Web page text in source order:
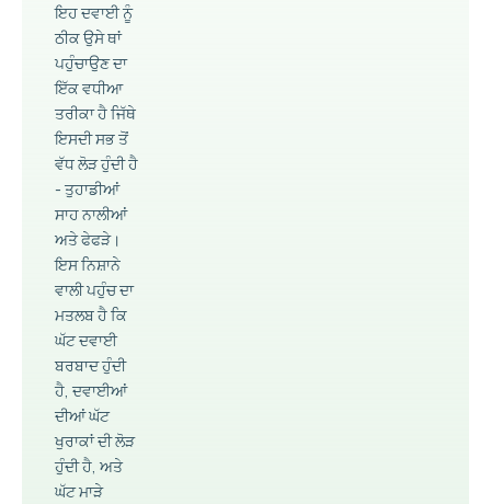
ਇਹ ਦਵਾਈ ਨੂੰ
ਠੀਕ ਉਸੇ ਥਾਂ
ਪਹੁੰਚਾਉਣ ਦਾ
ਇੱਕ ਵਧੀਆ
ਤਰੀਕਾ ਹੈ ਜਿੱਥੇ
ਇਸਦੀ ਸਭ ਤੋਂ
ਵੱਧ ਲੋੜ ਹੁੰਦੀ ਹੈ
- ਤੁਹਾਡੀਆਂ
ਸਾਹ ਨਾਲੀਆਂ
ਅਤੇ ਫੇਫੜੇ।
ਇਸ ਨਿਸ਼ਾਨੇ
ਵਾਲੀ ਪਹੁੰਚ ਦਾ
ਮਤਲਬ ਹੈ ਕਿ
ਘੱਟ ਦਵਾਈ
ਬਰਬਾਦ ਹੁੰਦੀ
ਹੈ, ਦਵਾਈਆਂ
ਦੀਆਂ ਘੱਟ
ਖੁਰਾਕਾਂ ਦੀ ਲੋੜ
ਹੁੰਦੀ ਹੈ, ਅਤੇ
ਘੱਟ ਮਾੜੇ